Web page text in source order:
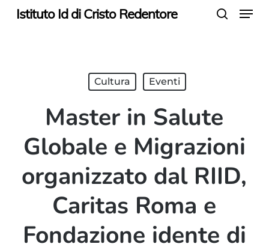
SkipIstituto Id di Cristo Redentore Menu
Cultura Eventi
Master in Salute
Globale e Migrazioni
organizzato dal RIID,
Caritas Roma e
Fondazione idente di